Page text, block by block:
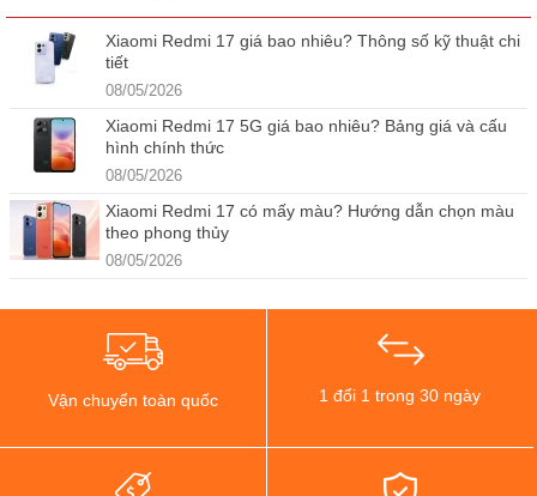
Xiaomi Redmi 17 giá bao nhiêu? Thông số kỹ thuật chi
tiết
08/05/2026
Xiaomi Redmi 17 5G giá bao nhiêu? Bảng giá và cấu
hình chính thức
08/05/2026
Xiaomi Redmi 17 có mấy màu? Hướng dẫn chọn màu
theo phong thủy
08/05/2026
Vận chuyển toàn quốc 1 đổi 1 trong 30 ngày